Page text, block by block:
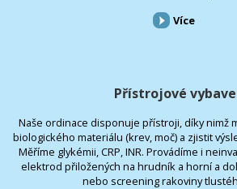
Více
Přístrojové
Naše ordinace disponuje přístroji, díky nimž
biologického materiálu (krev, moč) a zjistit
Měříme glykémii, CRP, INR. Provádíme i
elektrod přiložených na hrudník a horní a
nebo screening rakoviny